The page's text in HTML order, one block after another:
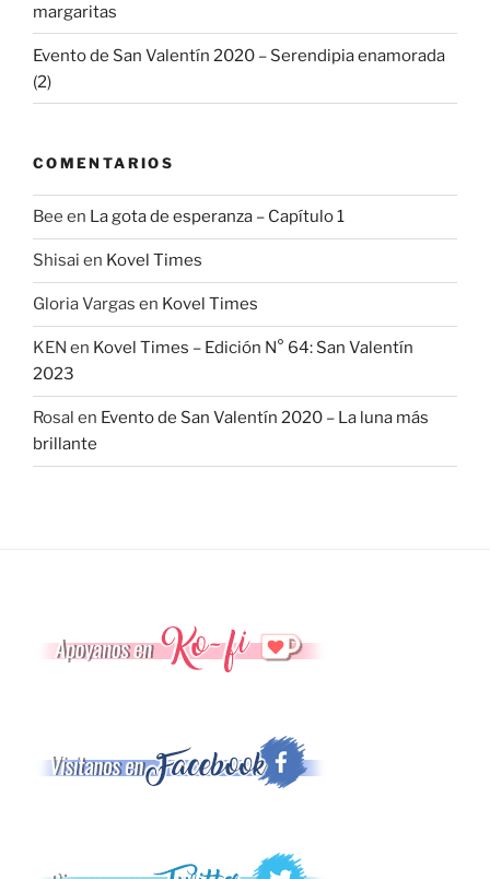
margaritas
Evento de San Valentín 2020 – Serendipia enamorada
(2)
COMENTARIOS
Bee en La gota de esperanza – Capítulo 1
Shisai en Kovel Times
Gloria Vargas en Kovel Times
KEN en Kovel Times – Edición N° 64: San Valentín
2023
Rosal en Evento de San Valentín 2020 – La luna más
brillante